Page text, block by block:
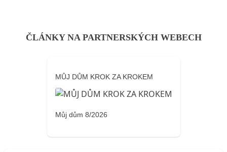
ČLÁNKY NA PARTNERSKÝCH WEBECH
MŮJ DŮM KROK ZA KROKEM
Můj dům 8/2026